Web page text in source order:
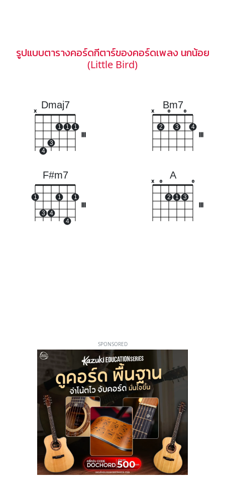
รูปแบบตารางคอร์ดกีตาร์ของคอร์ดเพลง นกน้อย
(Little Bird)
Dmaj7
x
4
3
1 1 1
Bm7
x
2
o
3
o
4
F#m7
1
3 4
1
4
1
A
x o
2 1 3
o
SPONSORED